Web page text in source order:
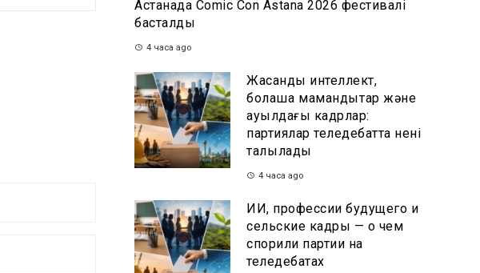
Астанада Comic Con Astana 2026 фестивалі
басталды
4 часа ago
Жасанды интеллект,
болашақ мамандықтар және
ауылдағы кадрлар:
партиялар теледебатта нені
талқылады
4 часа ago
ИИ, профессии будущего и
сельские кадры — о чем
спорили партии на
теледебатах